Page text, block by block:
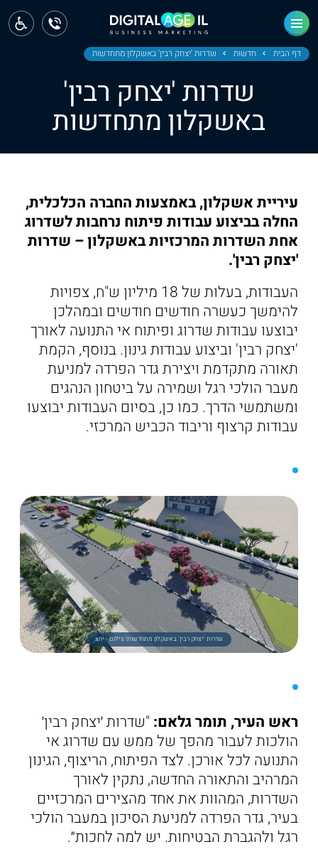
דף הבית חדשות שדרות 'יצחק רבין' באשקלון מתחדשות
שדרות 'יצחק רבין'
באשקלון מתחדשות
עיריית אשקלון, באמצעות החברה הכלכלית,
החלה בביצוע עבודות פיתוח נרחבות לשדרוג
אחת השדרות המרכזיות באשקלון – שדרות
'יצחק רבין'.
העבודות, בעלות של 18 מיליון ש"ח, צפויות
להימשך כעשרה חודשים חודשים ובמהלכן
יבוצעו עבודות שדרוג ופיתוח אי התנועה לאורך
'יצחק רבין' וביצוע עבודות גינון. בנוסף, הקמת
תאורה מתקדמת ויצירת גדר הפרדה למניעת
מעבר הולכי רגל ושמירה על ביטחון הנהגים
ומשתמשי הדרך. כמו כן, בסיום העבודות יבוצעו
עבודות קרצוף וריבוד הכביש המרכזי.
שדרות 'יצחק רבין' באשקלון מתחדשות! צילום - יחצ
ראש העיר, תומר גלאם: "שדרות ׳יצחק רבין׳
הולכות לעבור מהפך של ממש עם שדרוג אי
התנועה לכל אורכן. לצד הפיתוח, הריצוף, הגינון
המרהיב והתאורה החדשה, נתקין לאורך
השדרות, המהוות את אחד מהצירים המרכזיים
בעיר, גדר הפרדה למניעת הסיכון במעבר הולכי
רגל ולהגברת הבטיחות. יש למה לחכות״.
ראשי
חדשות
מחוז צפון
מחוז חיפה
מחוז מרכז
ירושלים
תל אביב